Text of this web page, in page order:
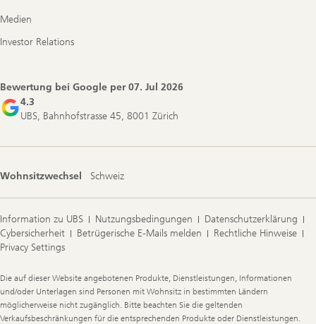
Medien
Investor Relations
Bewertung bei Google per07. Jul 2026
4.3
UBS, Bahnhofstrasse 45, 8001 Zürich
Wohnsitzwechsel Schweiz
Information zu UBS Nutzungsbedingungen
Datenschutzerklärung
Cybersicherheit
Betrügerische E-Mails melden
Rechtliche Hinweise
Privacy Settings
Legal
Information
Die auf dieser Website angebotenen Produkte, Dienstleistungen, Informationen
und/oder Unterlagen sind Personen mit Wohnsitz in bestimmten Ländern
möglicherweise nicht zugänglich. Bitte beachten Sie die geltenden
Verkaufsbeschränkungen für die entsprechenden Produkte oder Dienstleistungen.